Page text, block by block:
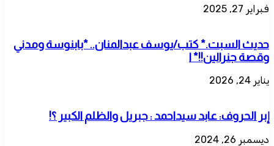
فبراير 27, 2025
حديث السبت.* كتب/يوسف عبدالمنان.. *بابنوسة ومدني
وقصة جنرالين!!* ا
يناير 24, 2026
إبر الحروف: عابد سيداحمد : جبريل والظلم الكبير ؟!
ديسمبر 26, 2024